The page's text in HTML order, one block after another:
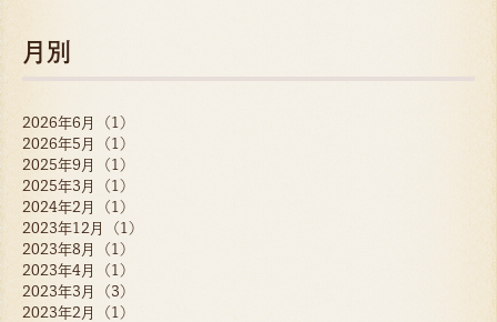
月別
2026年6月 (1)
2026年5月 (1)
2025年9月 (1)
2025年3月 (1)
2024年2月 (1)
2023年12月 (1)
2023年8月 (1)
2023年4月 (1)
2023年3月 (3)
2023年2月 (1)